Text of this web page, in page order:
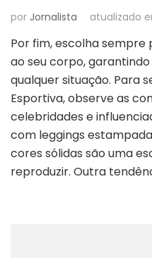
por Jornalista atualizado
Por fim, escolha sempre
ao seu corpo,
qualquer situação. Para
Esportiva, observe as
celebridades e
com leggings
cores sólidas são uma
reproduzir. Outra